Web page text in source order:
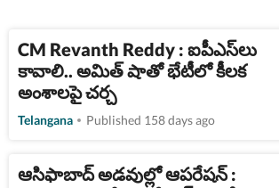
CM Revanth Reddy : ఐపీఎస్‌లు
కావాలి.. అమిత్ షాతో భేటీలో కీలక
అంశాలపై చర్చ
Telangana Published 158 days ago
ఆసిఫాబాద్ అడవుల్లో ఆపరేషన్ :